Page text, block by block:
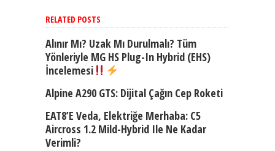
RELATED POSTS
Alınır Mı? Uzak Mı Durulmalı? Tüm
Yönleriyle MG HS Plug-In Hybrid (EHS)
İncelemesi
Alpine A290 GTS: Dijital Çağın Cep Roketi
EAT8’e Veda, Elektriğe Merhaba: C5
Aircross 1.2 Mild-Hybrid Ile Ne Kadar
Verimli?